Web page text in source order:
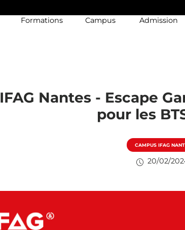
Formations Campus Admission
IFAG Nantes - Escape
pour les
CAMPUS IFAG
20/02/